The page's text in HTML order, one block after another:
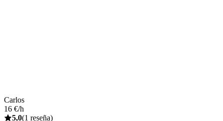
Carlos
16 €/h
5,0(1 reseña)